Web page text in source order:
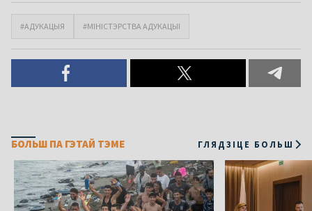
#АДУКАЦЫЯ #МІНІСТЭРСТВА АДУКАЦЫІ
БОЛЬШ ПА ГЭТАЙ ТЭМЕ ГЛЯДЗІЦЕ БОЛЬШ